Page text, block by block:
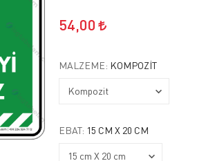
54,00
MALZEME: KOMPOZIT
EBAT: 15 CM X 20 CM